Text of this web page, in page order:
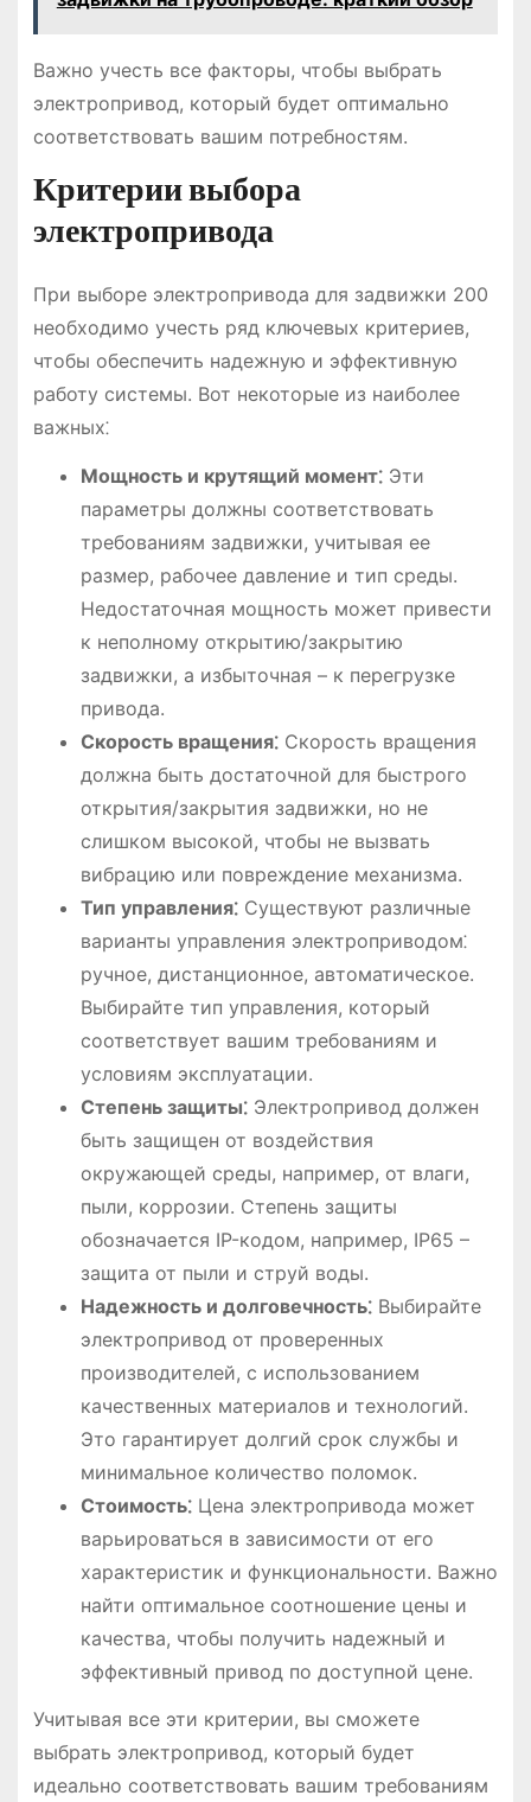
Важно учесть все факторы, чтобы выбрать
электропривод, который будет оптимально
соответствовать вашим потребностям.
Критерии выбора
электропривода
При выборе электропривода для задвижки 200
необходимо учесть ряд ключевых критериев,
чтобы обеспечить надежную и эффективную
работу системы. Вот некоторые из наиболее
важных⁚
Мощность и крутящий момент⁚Эти
параметры должны соответствовать
требованиям задвижки, учитывая ее
размер, рабочее давление и тип среды.
Недостаточная мощность может привести
к неполному открытию/закрытию
задвижки, а избыточная – к перегрузке
привода.
Скорость вращения⁚Скорость вращения
должна быть достаточной для быстрого
открытия/закрытия задвижки, но не
слишком высокой, чтобы не вызвать
вибрацию или повреждение механизма.
Тип управления⁚Существуют различные
варианты управления электроприводом⁚
ручное, дистанционное, автоматическое.
Выбирайте тип управления, который
соответствует вашим требованиям и
условиям эксплуатации.
Степень защиты⁚Электропривод должен
быть защищен от воздействия
окружающей среды, например, от влаги,
пыли, коррозии. Степень защиты
обозначается IP-кодом, например, IP65 –
защита от пыли и струй воды.
Надежность и долговечность⁚Выбирайте
электропривод от проверенных
производителей, с использованием
качественных материалов и технологий.
Это гарантирует долгий срок службы и
минимальное количество поломок.
Стоимость⁚Цена электропривода может
варьироваться в зависимости от его
характеристик и функциональности. Важно
найти оптимальное соотношение цены и
качества, чтобы получить надежный и
эффективный привод по доступной цене.
Учитывая все эти критерии, вы сможете
выбрать электропривод, который будет
идеально соответствовать вашим требованиям